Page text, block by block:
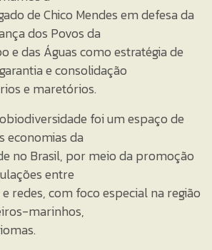
de Chico Mendes em defesa da
dos Povos da
e das Águas como estratégia de
e consolidação
e maretórios.
foi um espaço de
economias da
no Brasil, por meio da promoção
entre
redes, com foco especial na região
marinhos,